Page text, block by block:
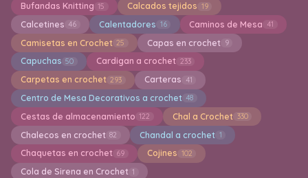
Bufandas Knitting 15 Calcados tejidos 19
Calcetines 46 Calentadores 16 Caminos de Mesa 41
Camisetas en Crochet 25 Capas en crochet 9
Capuchas 50 Cardigan a crochet 233
Carpetas en crochet 293 Carteras 41
Centro de Mesa Decorativos a crochet 48
Cestas de almacenamiento 122 Chal a Crochet 330
Chalecos en crochet 82 Chandal a crochet 1
Chaquetas en crochet 69 Cojines 102
Cola de Sirena en Crochet 1